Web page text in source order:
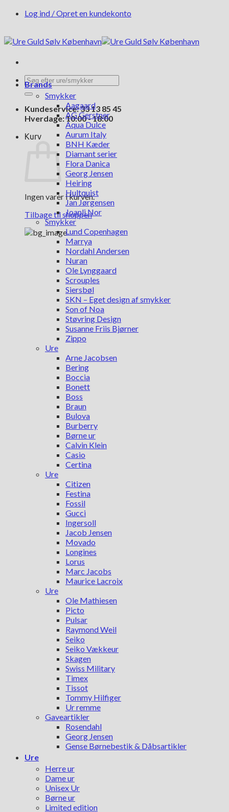
FortsætLog ind / Opret en kundekonto
Søg
efter:
Kundeservice: 33 13 85 45
Hverdage: 10:00 - 18:00
Kurv
Ingen varer i kurven.
Tilbage til shoppen
Brands
Smykker
Aagaard
AG Gerstner
Aqua Dulce
Aurum Italy
BNH Kæder
Diamant serier
Flora Danica
Georg Jensen
Heiring
Hultquist
Jan Jørgensen
Joanli Nor
Smykker
Lund Copenhagen
Marrya
Nordahl Andersen
Nuran
Ole Lynggaard
Scrouples
Siersbøl
SKN – Eget design af smykker
Son of Noa
Støvring Design
Susanne Friis Bjørner
Zippo
Ure
Arne Jacobsen
Bering
Boccia
Bonett
Boss
Braun
Bulova
Burberry
Børne ur
Calvin Klein
Casio
Certina
Ure
Citizen
Festina
Fossil
Gucci
Ingersoll
Jacob Jensen
Movado
Longines
Lorus
Marc Jacobs
Maurice Lacroix
Ure
Ole Mathiesen
Picto
Pulsar
Raymond Weil
Seiko
Seiko Vækkeur
Skagen
Swiss Military
Timex
Tissot
Tommy Hilfiger
Ur remme
Gaveartikler
Rosendahl
Georg Jensen
Gense Børnebestik & Dåbsartikler
Ure
Herre ur
Dame ur
Unisex Ur
Børne ur
Limited edition